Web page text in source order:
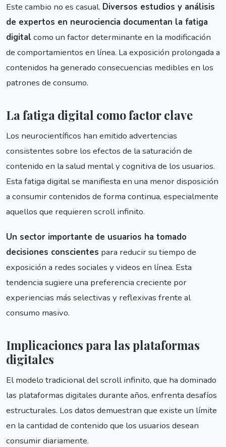
Este cambio no es casual. Diversos estudios y análisis
de expertos en neurociencia documentan la fatiga
digitalcomo un factor determinante en la modificación
de comportamientos en línea. La exposición prolongada a
contenidos ha generado consecuencias medibles en los
patrones de consumo.
La fatiga digital como factor clave
Los neurocientíficos han emitido advertencias
consistentes sobre los efectos de la saturación de
contenido en la salud mental y cognitiva de los usuarios.
Esta fatiga digital se manifiesta en una menor disposición
a consumir contenidos de forma continua, especialmente
aquellos que requieren scroll infinito.
Un sector importante de usuarios ha tomado
decisiones conscientes para reducir su tiempo de
exposición a redes sociales y videos en línea. Esta
tendencia sugiere una preferencia creciente por
experiencias más selectivas y reflexivas frente al
consumo masivo.
Implicaciones para las plataformas
digitales
El modelo tradicional del scroll infinito, que ha dominado
las plataformas digitales durante años, enfrenta desafíos
estructurales. Los datos demuestran que existe un límite
en la cantidad de contenido que los usuarios desean
consumir diariamente.